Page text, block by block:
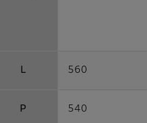
L 560
P 540